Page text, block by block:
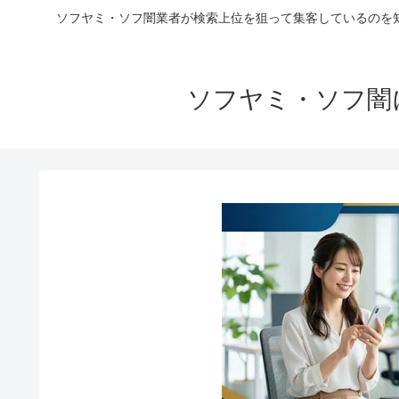
ソフヤミ・ソフ闇業者が検索上位を狙って集客しているの
ソフヤミ・ソフ